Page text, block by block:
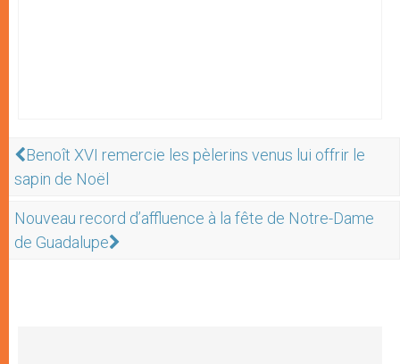
Benoît XVI remercie les pèlerins venus lui offrir le
sapin de Noël
Nouveau record d’affluence à la fête de Notre-Dame
de Guadalupe